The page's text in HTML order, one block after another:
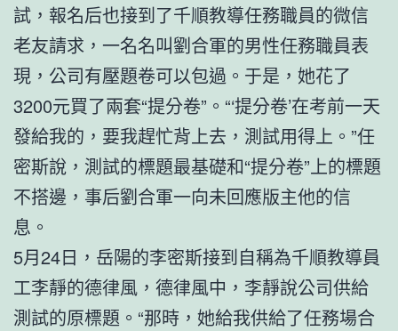
試，報名后也接到了千順教導任務職員的微信
老友請求，一名名叫劉合軍的男性任務職員表
現，公司有壓題卷可以包過。于是，她花了
3200元買了兩套“提分卷”。“‘提分卷’在考前一天
發給我的，要我趕忙背上去，測試用得上。”任
密斯說，測試的標題最基礎和“提分卷”上的標題
不搭邊，事后劉合軍一向未回應版主他的信
息。
5月24日，岳陽的李密斯接到自稱為千順教導員
工李靜的德律風，德律風中，李靜說公司供給
測試的原標題。“那時，她給我供給了任務場合